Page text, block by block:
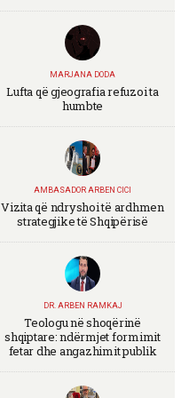
MARJANA DODA
Lufta që gjeografia refuzoi ta
humbte
AMBASADOR ARBEN CICI
Vizita që ndryshoi të ardhmen
strategjike të Shqipërisë
DR. ARBEN RAMKAJ
Teologu në shoqërinë
shqiptare: ndërmjet formimit
fetar dhe angazhimit publik